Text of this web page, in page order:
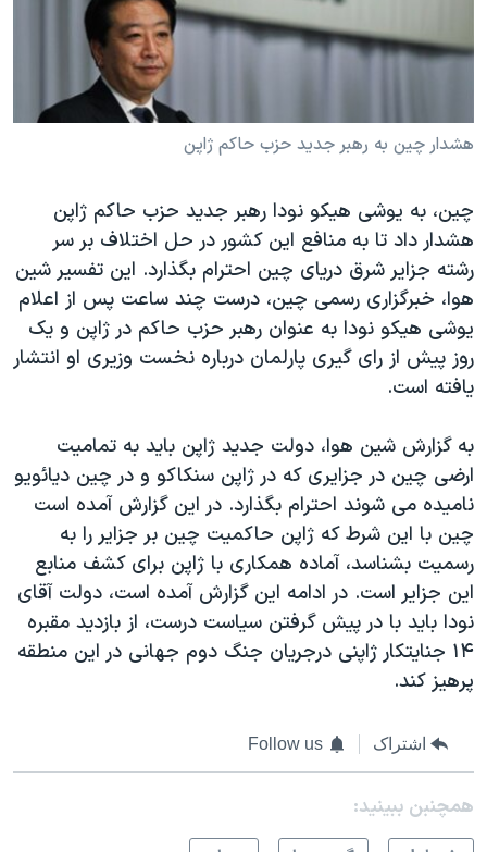
حقوق شهروندی
علم و فناوری
گالری عکس
آرشیو پخش زنده
انتخابات ریاست جمهوری آمریکا ۲۰۲۴
رمز مهسا
اعتراضات زن، زندگی، آزادی
مجموعه مستندهای دادخواهی
تریبونال مردمی آبان ۹۸
دادگاه حمید نوری
چهل سال گروگان‌گیری
اعتراضات مردمی آبان ۹۸
اسرائیل در جنگ
نرگس محمدی برنده جایزه نوبل صلح
همایش محافظه‌کاران آمریکا «سی‌پک»
صفحه‌های ویژه
سفر پرزیدنت ترامپ به چین
هشدار چین به رهبر جدید حزب حاکم ژاپن
چین، به یوشی هیکو نودا رهبر جدید حزب حاکم ژاپن
هشدار داد تا به منافع این کشور در حل اختلاف بر سر
رشته جزایر شرق دریای چین احترام بگذارد. این تفسیر شین
هوا، خبرگزاری رسمی چین، درست چند ساعت پس از اعلام
یوشی هیکو نودا به عنوان رهبر حزب حاکم در ژاپن و یک
روز پیش از رای گیری پارلمان درباره نخست وزیری او انتشار
یافته است.
به گزارش شین هوا، دولت جدید ژاپن باید به تمامیت
ارضی چین در جزایری که در ژاپن سنکاکو و در چین دیائویو
نامیده می شوند احترام بگذارد. در این گزارش آمده است
چین با این شرط که ژاپن حاکمیت چین بر جزایر را به
رسمیت بشناسد، آماده همکاری با ژاپن برای کشف منابع
این جزایر است. در ادامه این گزارش آمده است، دولت آقای
نودا باید با در پیش گرفتن سیاست درست، از بازدید مقبره
۱۴ جنایتکار ژاپنی درجریان جنگ دوم جهانی در این منطقه
پرهیز کند.
اشتراک Follow us
همچنبن ببینید: